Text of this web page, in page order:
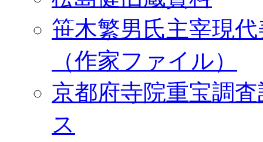
笹木繁男氏主宰現
（作家ファイル）
京都府寺院重宝調
ス